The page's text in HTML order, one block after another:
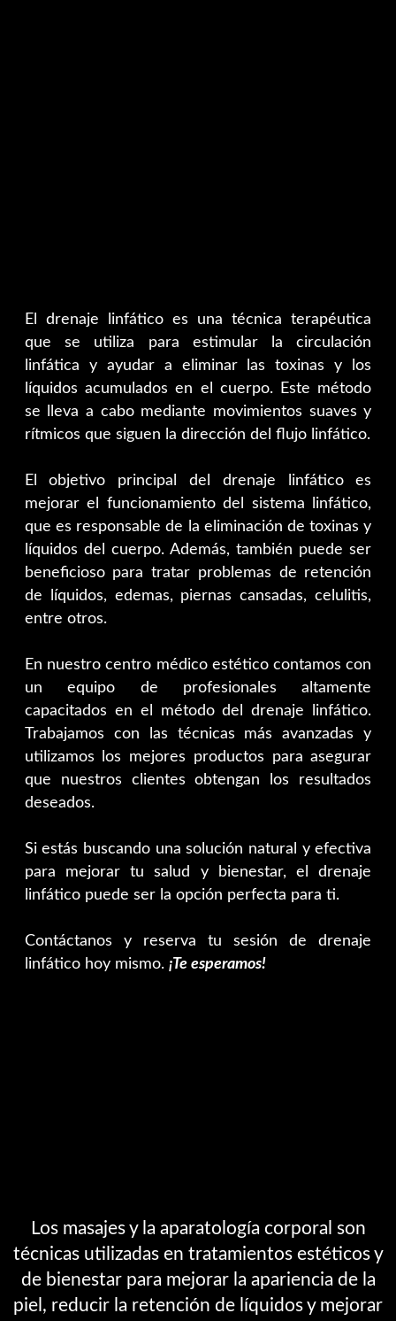
El drenaje linfático es una técnica terapéutica
que se utiliza para estimular la circulación
linfática y ayudar a eliminar las toxinas y los
líquidos acumulados en el cuerpo. Este método
se lleva a cabo mediante movimientos suaves y
rítmicos que siguen la dirección del flujo linfático.
El objetivo principal del drenaje linfático es
mejorar el funcionamiento del sistema linfático,
que es responsable de la eliminación de toxinas y
líquidos del cuerpo. Además, también puede ser
beneficioso para tratar problemas de retención
de líquidos, edemas, piernas cansadas, celulitis,
entre otros.
En nuestro centro médico estético contamos con
un equipo de profesionales altamente
capacitados en el método del drenaje linfático.
Trabajamos con las técnicas más avanzadas y
utilizamos los mejores productos para asegurar
que nuestros clientes obtengan los resultados
deseados.
Si estás buscando una solución natural y efectiva
para mejorar tu salud y bienestar, el drenaje
linfático puede ser la opción perfecta para ti.
Contáctanos y reserva tu sesión de drenaje
linfático hoy mismo. ¡Te esperamos!
Los masajes y la aparatología corporal son
técnicas utilizadas en tratamientos estéticos y
de bienestar para mejorar la apariencia de la
piel, reducir la retención de líquidos y mejorar